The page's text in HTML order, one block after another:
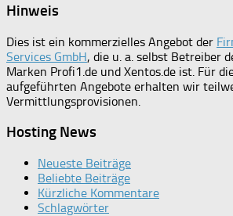
Hinweis
Dies ist ein kommerzielles Angebot der
Services GmbH, die u. a. selbst Betreiber
Marken Profi1.de und Xentos.de ist. Für
aufgeführten Angebote erhalten wir
Vermittlungsprovisionen.
Hosting News
Neueste Beiträge
Beliebte Beiträge
Kürzliche Kommentare
Schlagwörter